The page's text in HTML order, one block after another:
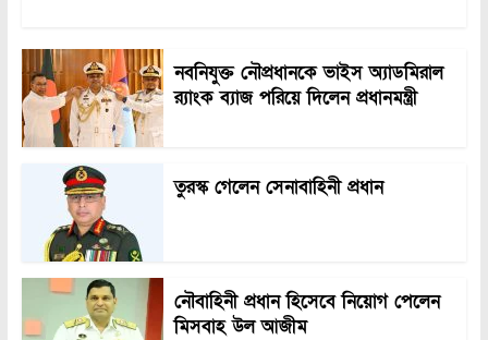
নবনিযুক্ত নৌপ্রধানকে ভাইস অ্যাডমিরাল
র‍্যাংক ব্যাজ পরিয়ে দিলেন প্রধানমন্ত্রী
তুরস্ক গেলেন সেনাবাহিনী প্রধান
নৌবাহিনী প্রধান হিসেবে নিয়োগ পেলেন
মিসবাহ উল আজীম